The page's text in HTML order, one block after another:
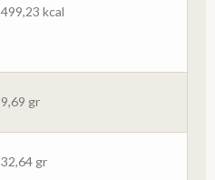
499,23 kcal
9,69 gr
32,64 gr